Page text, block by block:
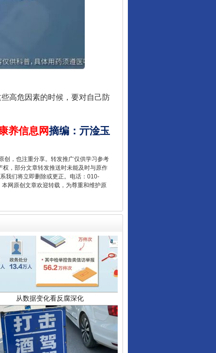
高危因素的时候，要对自己防
养信息网摘编 ： 亓淦玉
创，也注重分享。转发推广仅供学习参考
，部分文章转发推送时未能及时与原作
我们将立即删除或更正。电话：010-
网原创文章欢迎转载，为尊重和维护原
从数据变化看反腐深化